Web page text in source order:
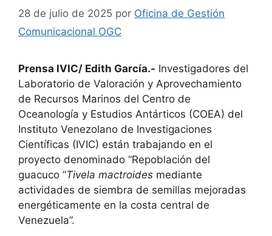
28 de julio de 2025 por Oficina de Gestión
Comunicacional OGC
Prensa IVIC/ Edith García.- Investigadores del
Laboratorio de Valoración y Aprovechamiento
de Recursos Marinos del Centro de
Oceanología y Estudios Antárticos (COEA) del
Instituto Venezolano de Investigaciones
Científicas (IVIC) están trabajando en el
proyecto denominado “Repoblación del
guacuco “Tivela mactroides mediante
actividades de siembra de semillas mejoradas
energéticamente en la costa central de
Venezuela”.